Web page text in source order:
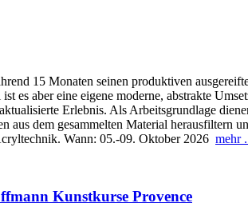
15 Monaten seinen produktiven
aber eine eigene moderne, abstrakte
Erlebnis. Als Arbeitsgrundlage
dem gesammelten Material herausfiltern
Wann: 05.-09. Oktober 2026 mehr
Kunstkurse Provence